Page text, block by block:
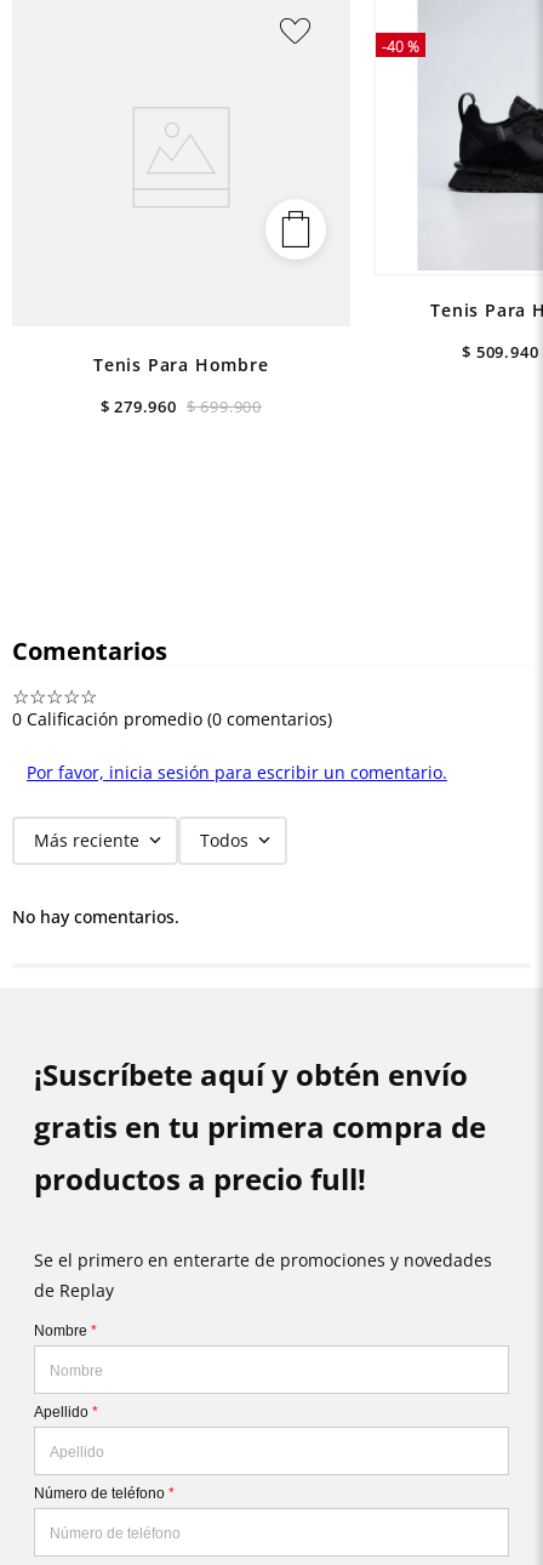
Tenis Para Hombre
$ 699.900
$ 279.960
-40 %
Tenis Para
$ 509.940
Comentarios
☆☆☆☆☆
0 Calificación promedio (0 comentarios)
Por favor, inicia sesión para escribir un comentario.
Más reciente Todos
No hay comentarios.
¡Suscríbete aquí y obtén envío
gratis en tu primera compra de
productos a precio full!
Se el primero en enterarte de promociones y novedades
de Replay
Nombre *
Apellido *
Número de teléfono *